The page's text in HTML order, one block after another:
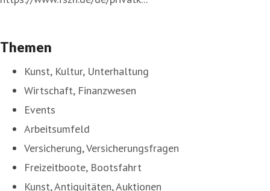
Themen
Kunst, Kultur, Unterhaltung
Wirtschaft, Finanzwesen
Events
Arbeitsumfeld
Versicherung, Versicherungsfragen
Freizeitboote, Bootsfahrt
Kunst, Antiquitäten, Auktionen